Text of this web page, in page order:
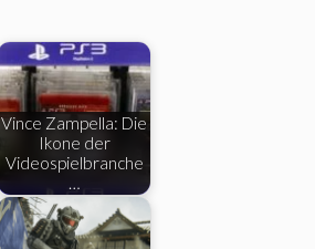
Vince Zampella: Die
Ikone der
Videospielbranche
…